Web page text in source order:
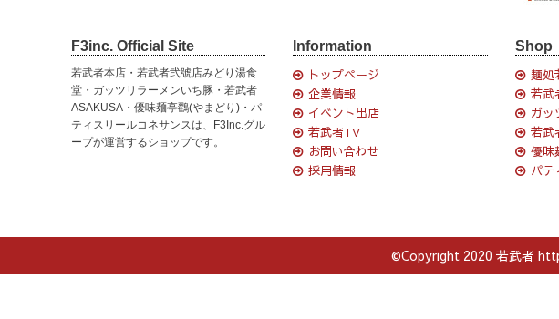
F3inc. Official Site
若武者本店・若武者弐號店みどり湯食
堂・ガッツリラーメンいち豚・若武者
ASAKUSA・優味麺亭鸐(やまどり)・パ
ティスリールコネサンスは、F3Inc.グル
ープが運営するショップです。
Information
トップページ
企業情報
イベント出店
若武者TV
お問い合わせ
採用情報
Shop
麺処
若武
ガッ
若武
優味
パテ
©Copyright 2020 若武者